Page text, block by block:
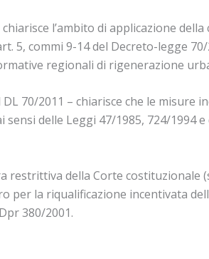
l’ambito di applicazione della
5, commi 9-14 del Decreto-legge
regionali di rigenerazione
70/2011 – chiarisce che le misure
delle Leggi 47/1985, 724/1994
restrittiva della Corte costituzionale
per la riqualificazione incentivata
380/2001.